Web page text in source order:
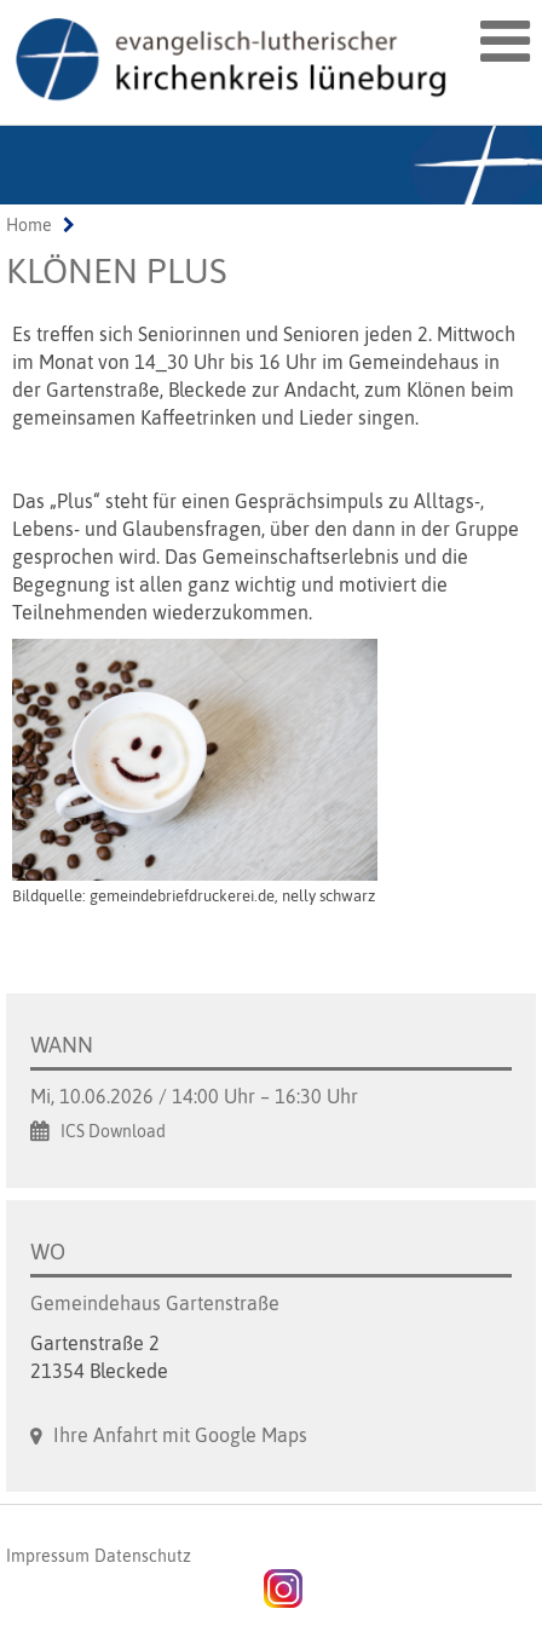
Home
KLÖNEN PLUS
Es treffen sich Seniorinnen und Senioren jeden 2. Mittwoch
im Monat von 14_30 Uhr bis 16 Uhr im Gemeindehaus in
der Gartenstraße, Bleckede zur Andacht, zum Klönen beim
gemeinsamen Kaffeetrinken und Lieder singen.
Das „Plus“ steht für einen Gesprächsimpuls zu Alltags-,
Lebens- und Glaubensfragen, über den dann in der Gruppe
gesprochen wird. Das Gemeinschaftserlebnis und die
Begegnung ist allen ganz wichtig und motiviert die
Teilnehmenden wiederzukommen.
Bildquelle: gemeindebriefdruckerei.de, nelly schwarz
WANN
Mi, 10.06.2026 / 14:00 Uhr – 16:30 Uhr
ICS Download
WO
Gemeindehaus Gartenstraße
Gartenstraße 2
21354 Bleckede
Ihre Anfahrt mit Google Maps
Impressum Datenschutz